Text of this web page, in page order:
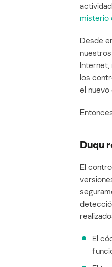
misterio
Desde
los
el
Duqu
El
El